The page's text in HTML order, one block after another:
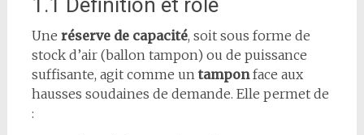
Une réserve de capacité, soit sous forme de
stock d’air (ballon tampon) ou de puissance
suffisante, agit comme untamponface aux
hausses soudaines de demande. Elle permet de
: